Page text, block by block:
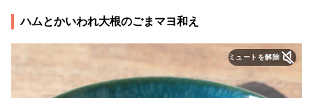
ハムとかいわれ大根のごまマヨ和え
ミュートを解除